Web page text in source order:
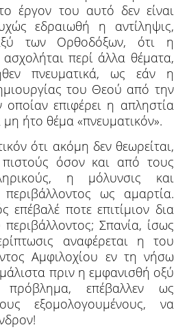
έργον του αυτό δεν είναι
εδραιωθή η αντίληψις,
των Ορθοδόξων, ότι η
περί άλλα θέματα,
πνευματικά, ως εάν η
του Θεού από την
επιφέρει η απληστία
ήτο θέμα «πνευματικόν».
ότι ακόμη δεν θεωρείται,
όσον και από τους
η μόλυνσις και
ως αμαρτία.
επέβαλέ ποτε επιτίμιον δια
Σπανία, ίσως
αναφέρεται η του
Αμφιλοχίου εν τη νήσω
πριν η εμφανισθή οξύ
πρόβλημα, επέβαλλεν ως
εξομολογουμένους, να